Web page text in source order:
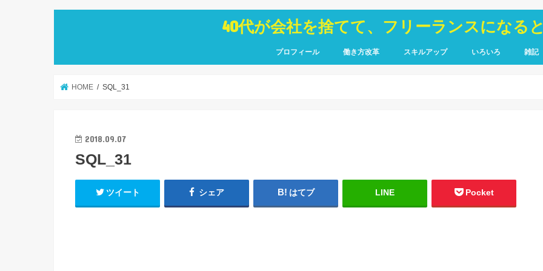
40代が会社を捨てて、フリーランスになる
プロフィール 働き方改革 スキルアップ いろいろ 雑記
HOME SQL_31
2018.09.07
SQL_31
ツイート シェア はてブ LINE Pocket